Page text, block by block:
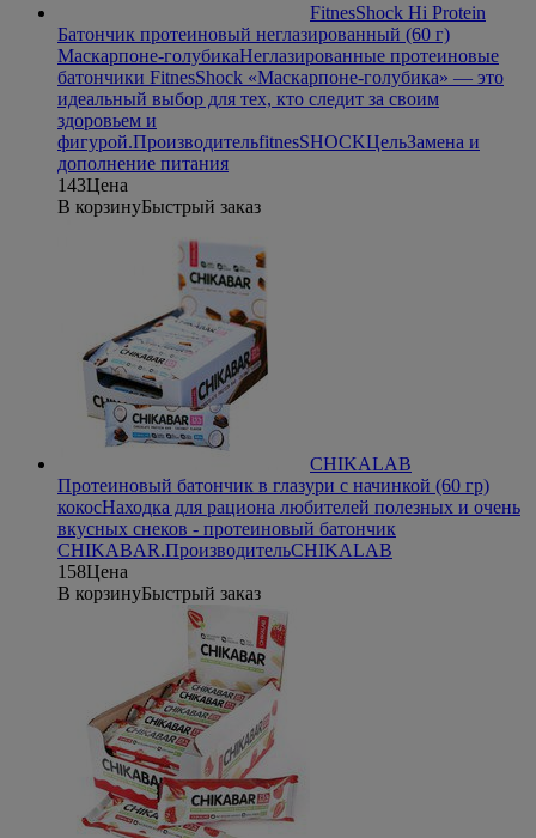
FitnesShock Hi Protein
Батончик протеиновый неглазированный (60 г)
Маскарпоне-голубикаНеглазированные протеиновые
батончики FitnesShock «Маскарпоне-голубика» — это
идеальный выбор для тех, кто следит за своим
здоровьем и
фигурой.ПроизводительfitnesSHOCKЦельЗамена и
дополнение питания
143Цена
В корзинуБыстрый заказ
CHIKALAB
Протеиновый батончик в глазури с начинкой (60 гр)
кокосНаходка для рациона любителей полезных и очень
вкусных снеков - протеиновый батончик
CHIKABAR.ПроизводительCHIKALAB
158Цена
В корзинуБыстрый заказ